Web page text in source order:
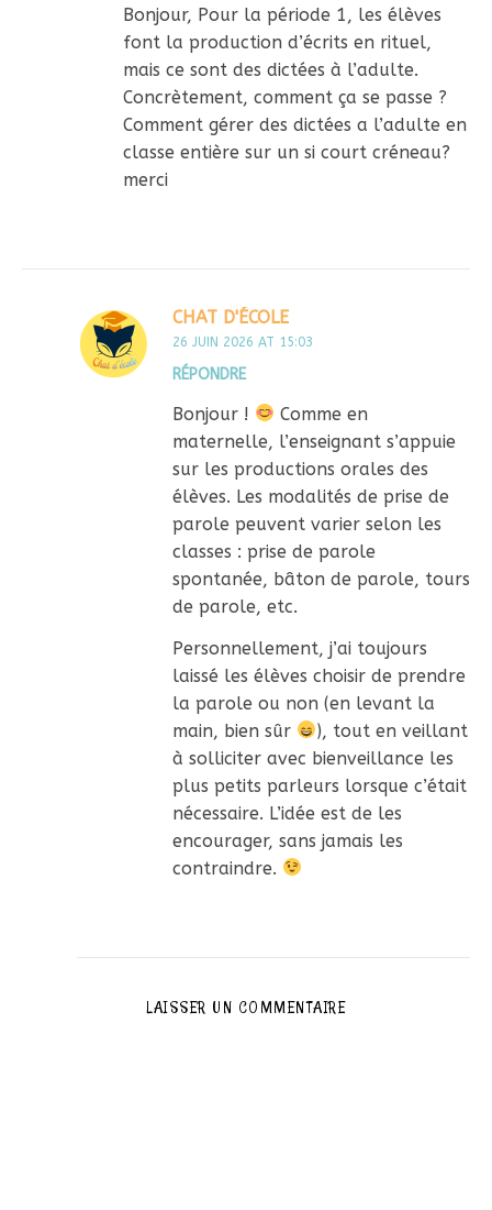
Bonjour, Pour la période 1, les élèves
font la production d’écrits en rituel,
mais ce sont des dictées à l’adulte.
Concrètement, comment ça se passe ?
Comment gérer des dictées a l’adulte en
classe entière sur un si court créneau?
merci
CHAT D'ÉCOLE
26 JUIN 2026 AT 15:03
RÉPONDRE
Bonjour !
Comme en
maternelle, l’enseignant s’appuie
sur les productions orales des
élèves. Les modalités de prise de
parole peuvent varier selon les
classes : prise de parole
spontanée, bâton de parole, tours
de parole, etc.
Personnellement, j’ai toujours
laissé les élèves choisir de prendre
la parole ou non (en levant la
main, bien sûr
), tout en veillant
à solliciter avec bienveillance les
plus petits parleurs lorsque c’était
nécessaire. L’idée est de les
encourager, sans jamais les
contraindre.
LAISSER UN COMMENTAIRE